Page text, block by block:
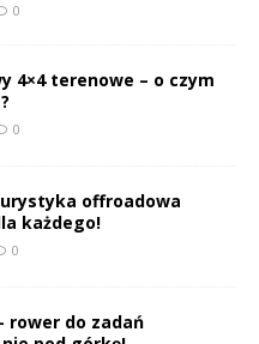
0
4×4 terenowe – o czym
0
offroadowa
każdego!
0
rower do zadań